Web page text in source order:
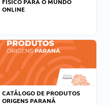
FÍSICO PARA O MUNDO
ONLINE
CATÁLOGO DE PRODUTOS
ORIGENS PARANÁ